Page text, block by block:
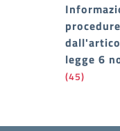
legge 6
(45)